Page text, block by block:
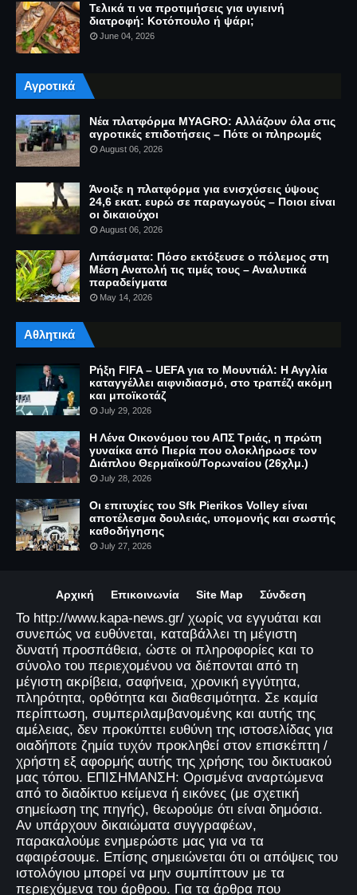
Τελικά τι να προτιμήσεις για υγιεινή
διατροφή: Κοτόπουλο ή ψάρι;
June 04, 2026
Αγροτικά
Νέα πλατφόρμα MYAGRO: Αλλάζουν όλα στις
αγροτικές επιδοτήσεις – Πότε οι πληρωμές
August 06, 2026
Άνοιξε η πλατφόρμα για ενισχύσεις ύψους
24,6 εκατ. ευρώ σε παραγωγούς – Ποιοι είναι
οι δικαιούχοι
August 06, 2026
Λιπάσματα: Πόσο εκτόξευσε ο πόλεμος στη
Μέση Ανατολή τις τιμές τους – Αναλυτικά
παραδείγματα
May 14, 2026
Αθλητικά
Ρήξη FIFA – UEFA για το Μουντιάλ: Η Αγγλία
καταγγέλλει αιφνιδιασμό, στο τραπέζι ακόμη
και μποϊκοτάζ
July 29, 2026
Η Λένα Οικονόμου του ΑΠΣ Τριάς, η πρώτη
γυναίκα από Πιερία που ολοκλήρωσε τον
Διάπλου Θερμαϊκού/Τορωναίου (26χλμ.)
July 28, 2026
Οι επιτυχίες του Sfk Pierikos Volley είναι
αποτέλεσμα δουλειάς, υπομονής και σωστής
καθοδήγησης
July 27, 2026
Αρχική Επικοινωνία Site Map Σύνδεση
Το http://www.kapa-news.gr/ χωρίς να εγγυάται και
συνεπώς να ευθύνεται, καταβάλλει τη μέγιστη
δυνατή προσπάθεια, ώστε οι πληροφορίες και το
σύνολο του περιεχομένου να διέπονται από τη
μέγιστη ακρίβεια, σαφήνεια, χρονική εγγύτητα,
πληρότητα, ορθότητα και διαθεσιμότητα. Σε καμία
περίπτωση, συμπεριλαμβανομένης και αυτής της
αμέλειας, δεν προκύπτει ευθύνη της ιστοσελίδας για
οιαδήποτε ζημία τυχόν προκληθεί στον επισκέπτη /
χρήστη εξ αφορμής αυτής της χρήσης του δικτυακού
μας τόπου. ΕΠΙΣΗΜΑΝΣΗ: Ορισμένα αναρτώμενα
από το διαδίκτυο κείμενα ή εικόνες (με σχετική
σημείωση της πηγής), θεωρούμε ότι είναι δημόσια.
Αν υπάρχουν δικαιώματα συγγραφέων,
παρακαλούμε ενημερώστε μας για να τα
αφαιρέσουμε. Επίσης σημειώνεται ότι οι απόψεις του
ιστολόγιου μπορεί να μην συμπίπτουν με τα
περιεχόμενα του άρθρου. Για τα άρθρα που